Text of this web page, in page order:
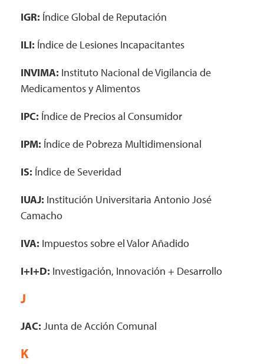
IGR: Índice Global de Reputación
ILI: Índice de Lesiones Incapacitantes
INVIMA: Instituto Nacional de Vigilancia de
Medicamentos y Alimentos
IPC: Índice de Precios al Consumidor
IPM: Índice de Pobreza Multidimensional
IS: Índice de Severidad
IUAJ: Institución Universitaria Antonio José
Camacho
IVA: Impuestos sobre el Valor Añadido
I+I+D: Investigación, Innovación + Desarrollo
J
JAC: Junta de Acción Comunal
K